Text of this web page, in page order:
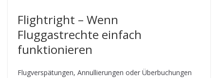
Flightright – Wenn
Fluggastrechte einfach
funktionieren
Flugverspätungen, Annullierungen oder Überbuchungen